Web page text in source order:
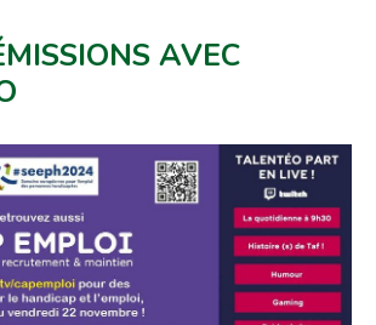
AVEC